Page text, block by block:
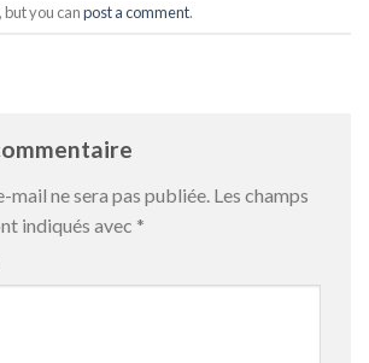
you canpost a comment.
mail ne sera pas publiée. Les champs
indiqués avec *